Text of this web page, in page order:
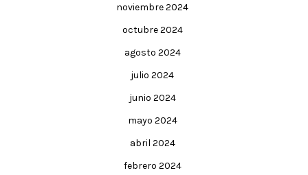
noviembre 2024
octubre 2024
agosto 2024
julio 2024
junio 2024
mayo 2024
abril 2024
febrero 2024